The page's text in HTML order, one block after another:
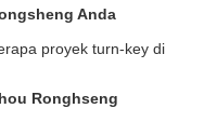
Anda
proyek turn-key di
Ronghseng